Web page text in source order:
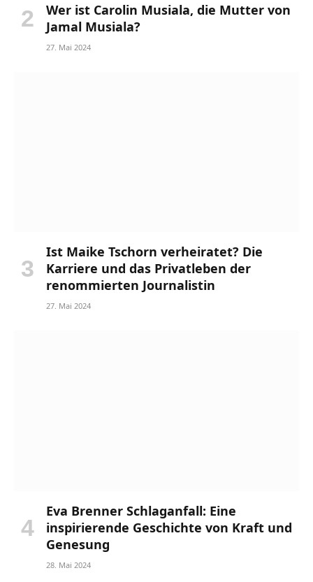
Wer ist Carolin Musiala, die Mutter von
Jamal Musiala?
27. Mai 2024
Ist Maike Tschorn verheiratet? Die
Karriere und das Privatleben der
renommierten Journalistin
27. Mai 2024
Eva Brenner Schlaganfall: Eine
inspirierende Geschichte von Kraft und
Genesung
28. Mai 2024